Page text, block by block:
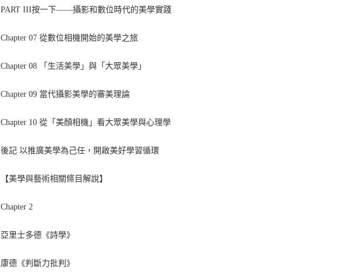
PART III按一下——攝影和數位時代的美學實踐
Chapter 07 從數位相機開始的美學之旅
Chapter 08 「生活美學」與「大眾美學」
Chapter 09 當代攝影美學的審美理論
Chapter 10 從「美顏相機」看大眾美學與心理學
後記 以推廣美學為己任，開啟美好學習循環
【美學與藝術相關條目解說】
Chapter 2
亞里士多德《詩學》
康德《判斷力批判》